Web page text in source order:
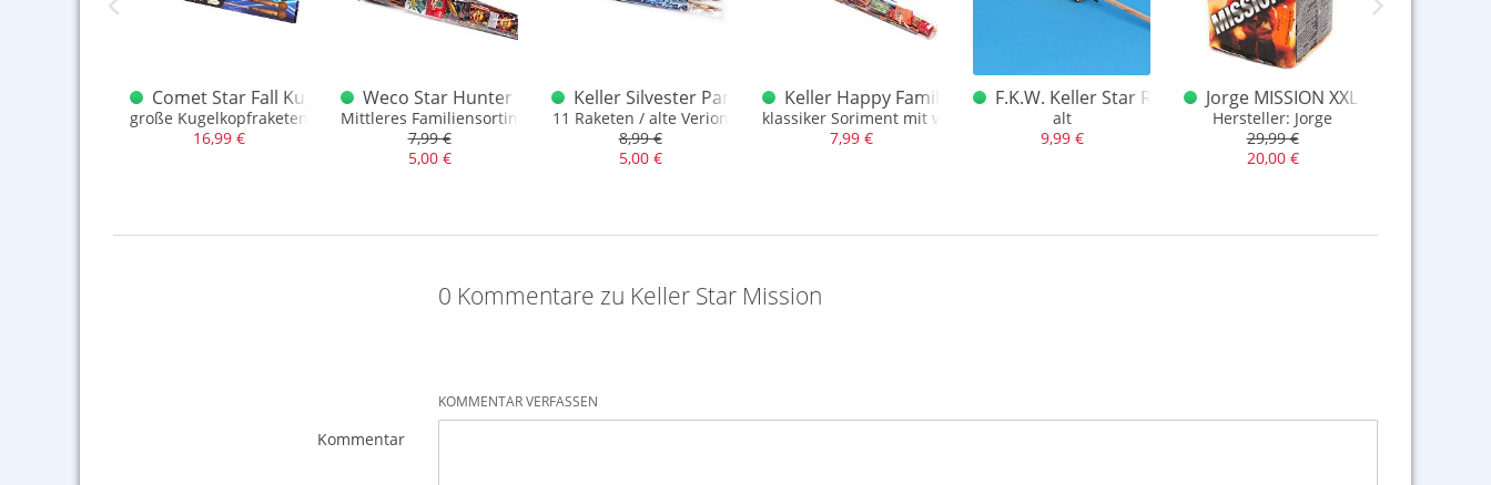
Comet Star Fall Kugelkopfraketen - Sortiment
große Kugelkopfraketen
16,99 €
Weco Star Hunter Mischsortiment
Mittleres Familiensortiment
7,99 €
5,00 €
Keller Silvester Party Sortiment BAM
11 Raketen / alte Verion
8,99 €
5,00 €
Keller Happy Family Sortiment
klassiker Soriment mit vielen Bekannten aus den 2010er
7,99 €
F.K.W. Keller Star Rakete
alt
9,99 €
Jorge MISSION XXL Batterie
Hersteller: Jorge
29,99 €
20,00 €
0 Kommentare zu Keller Star Mission
KOMMENTAR VERFASSEN
Kommentar